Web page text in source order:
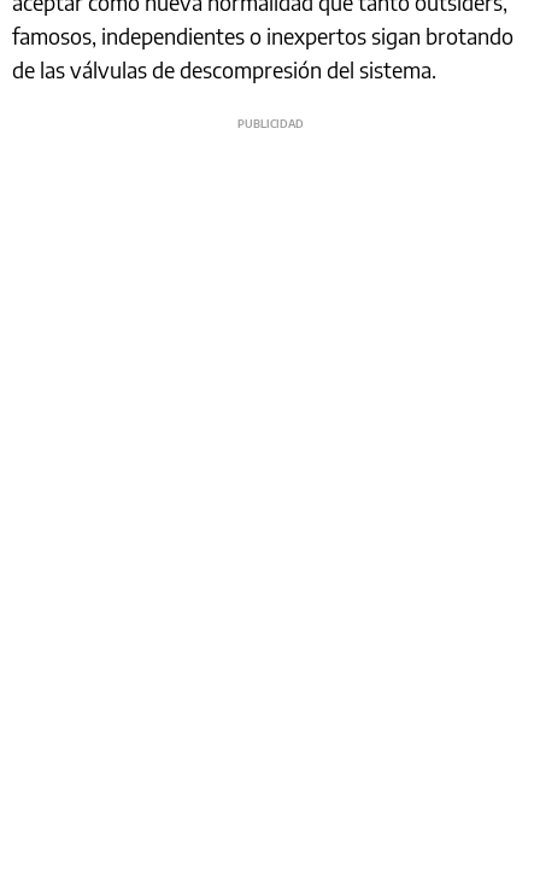
famosos, independientes o inexpertos sigan brotando
de las válvulas de descompresión del sistema.